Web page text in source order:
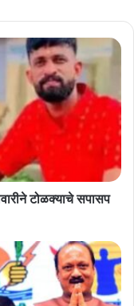
टोळक्याचे सपासप